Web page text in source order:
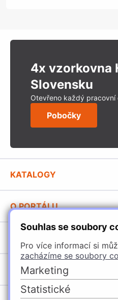
Souhlas se soubory
Pro více informací si
zacházíme se soubory
Marketing
Statistické
4x vzorkovna
Slovensku
Otevřeno každý pracovní
Pobočky
KATALOGY
Stavební katalog Häfele
Brožury Häfele
O PORTÁLU
Provozovatel portálu
Jak používat portál
Úchytky
Nábytkové kování
Vybavení kuchyní
POBOČKY
Špačince